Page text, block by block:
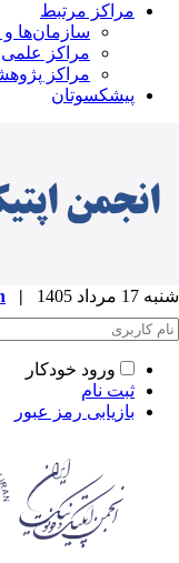
مراکز مرتبط
سازمان‌ها و
مراکز علمی
مراکز
پیشکسوتان
مرداد 1405 |
ورود خودکار
ثبت نام
بازیابی رمز عبور